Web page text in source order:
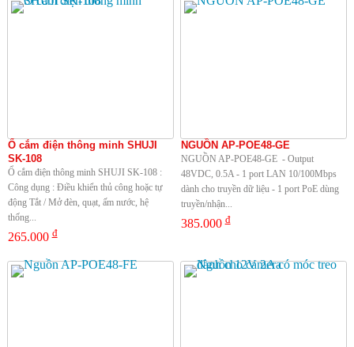
Ổ cắm điện thông minh SHUJI
SK-108
Ổ cắm điện thông minh SHUJI SK-108 :
Công dụng : Điều khiển thủ công hoặc tự
động Tắt / Mở đèn, quạt, ấm nước, hệ
thống...
265.000đ
NGUỒN AP-POE48-GE
NGUỒN AP-POE48-GE - Output
48VDC, 0.5A - 1 port LAN 10/100Mbps
dành cho truyền dữ liệu - 1 port PoE dùng
truyền/nhận...
385.000đ